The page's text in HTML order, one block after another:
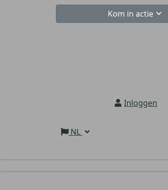
Kom in actie
Inloggen
NL